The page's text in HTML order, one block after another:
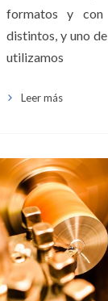
formatos y con
distintos, y uno
utilizamos
Leer más